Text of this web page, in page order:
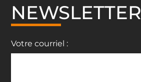
NEWSLETTER
Votre courriel :